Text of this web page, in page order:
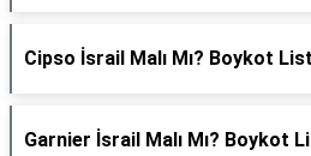
Cipso İsrail Malı Mı? Boykot
Garnier İsrail Malı Mı? Boykot